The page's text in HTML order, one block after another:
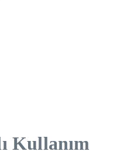
Kullanım